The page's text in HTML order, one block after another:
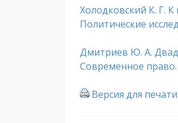
Холодковский К. Г.
Политические
Дмитриев Ю. А.
Современное право.
Версия для печати